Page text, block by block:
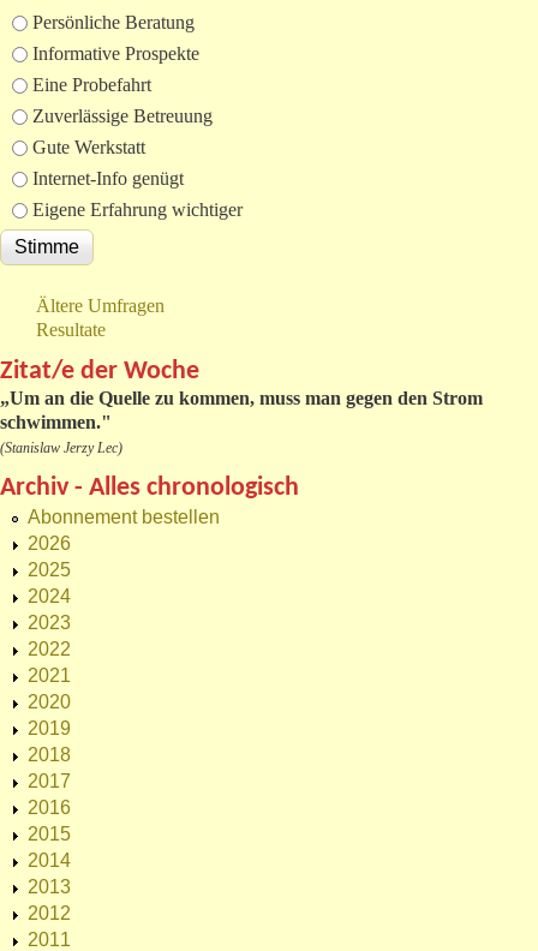
Auswahlmöglichkeiten
Persönliche Beratung
Informative Prospekte
Eine Probefahrt
Zuverlässige Betreuung
Gute Werkstatt
Internet-Info genügt
Eigene Erfahrung wichtiger
Ältere Umfragen
Resultate
Zitat/e der Woche
„Um an die Quelle zu kommen, muss man gegen den Strom
schwimmen."
(Stanislaw Jerzy Lec)
Archiv - Alles chronologisch
Abonnement bestellen
2026
2025
2024
2023
2022
2021
2020
2019
2018
2017
2016
2015
2014
2013
2012
2011